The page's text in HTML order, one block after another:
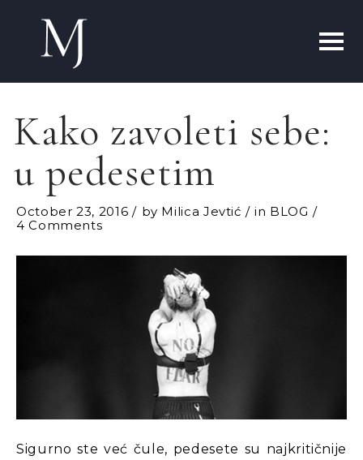
Kako zavoleti sebe:
u pedesetim
October 23, 2016 by Milica Jevtić in BLOG
4 Comments
Sigurno ste već čule, pedesete su najkritičnije